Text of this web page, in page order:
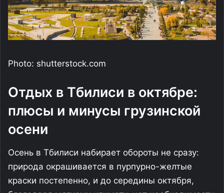
Photo: shutterstock.com
Отдых в Тбилиси в октябре:
плюсы и минусы грузинской
осени
Осень в Тбилиси набирает обороты не сразу:
природа окрашивается в пурпурно-желтые
краски постепенно, и до середины октября,